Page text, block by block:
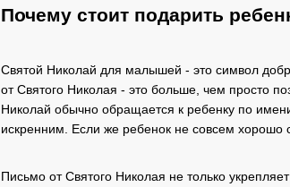
Почему стоит подарить
Святой Николай для малышей - это символ
от Святого Николая - это больше, чем просто
Николай обычно обращается к ребенку по
искренним. Если же ребенок не совсем хорошо
Письмо от Святого Николая не только